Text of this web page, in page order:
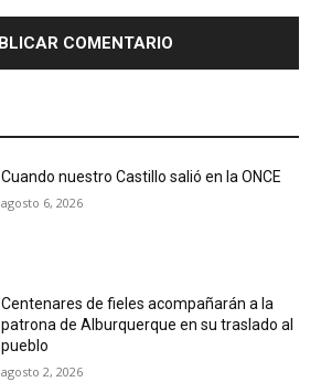
Cuando nuestro Castillo salió en la ONCE
agosto 6, 2026
Centenares de fieles acompañarán a la
patrona de Alburquerque en su traslado al
pueblo
agosto 2, 2026